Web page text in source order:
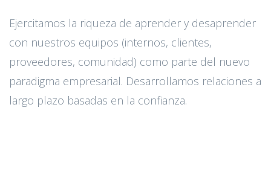
Ejercitamos la riqueza de aprender y desaprender
con nuestros equipos (internos, clientes,
proveedores, comunidad) como parte del nuevo
paradigma empresarial. Desarrollamos relaciones a
largo plazo basadas en la confianza.